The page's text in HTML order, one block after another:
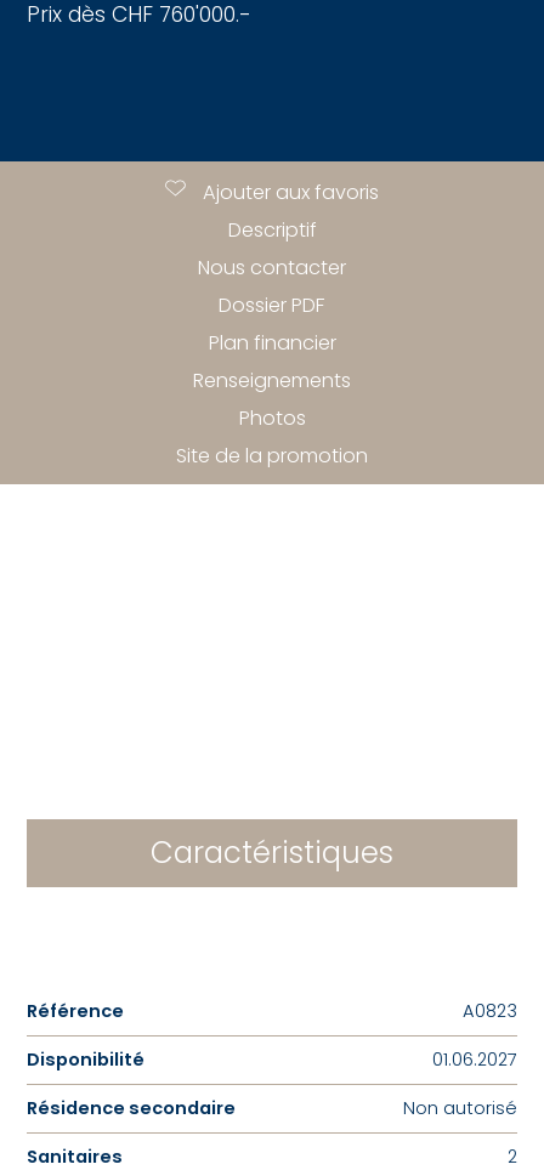
Prix dès CHF 760'000.-
Descriptif
Nous contacter
Ajouter aux favoris
Dossier PDF
Plan financier
Renseignements
Photos
Site de la promotion
Caractéristiques
Référence
A0823
Disponibilité
01.06.2027
Résidence secondaire
Non autorisé
Sanitaires
2